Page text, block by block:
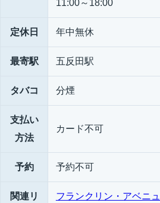
11:00～18:00
定休日 年中無休
最寄駅 五反田駅
タバコ 分煙
支払い
方法
カード不可
予約 予約不可
関連リ
フランクリン・アベニ